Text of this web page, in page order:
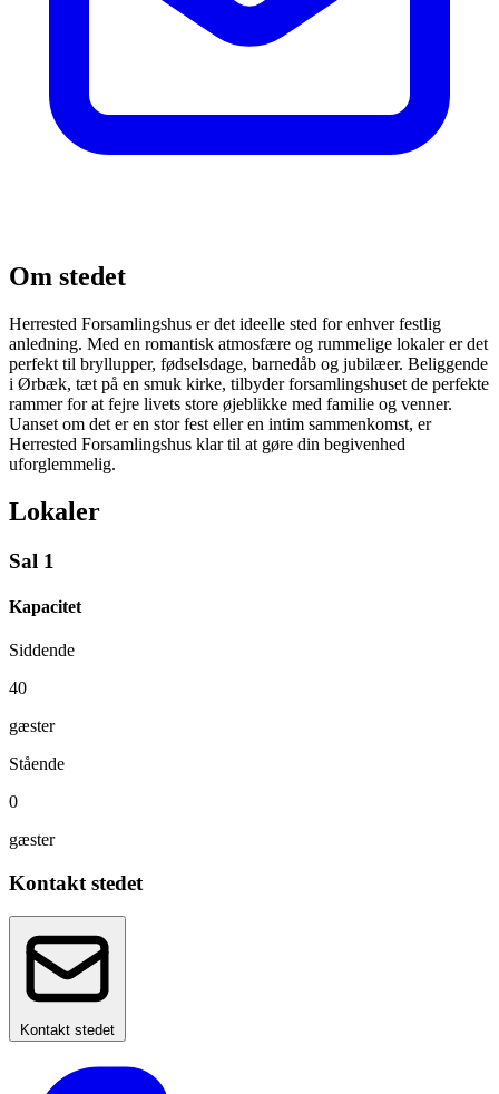
Om stedet
Herrested Forsamlingshus er det ideelle sted for enhver festlig
anledning. Med en romantisk atmosfære og rummelige lokaler er det
perfekt til bryllupper, fødselsdage, barnedåb og jubilæer. Beliggende
i Ørbæk, tæt på en smuk kirke, tilbyder forsamlingshuset de perfekte
rammer for at fejre livets store øjeblikke med familie og venner.
Uanset om det er en stor fest eller en intim sammenkomst, er
Herrested Forsamlingshus klar til at gøre din begivenhed
uforglemmelig.
Lokaler
Sal 1
Kapacitet
Siddende
40
gæster
Stående
0
gæster
Kontakt stedet
Kontakt stedet